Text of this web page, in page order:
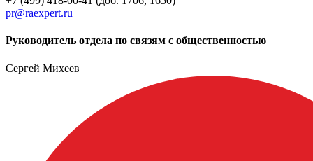
pr@raexpert.ru
Руководитель отдела по связям с общественностью
Сергей Михеев